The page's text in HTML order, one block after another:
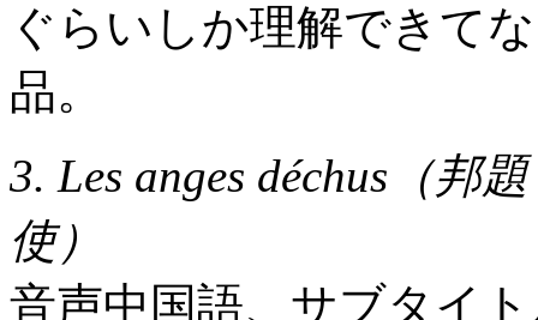
ぐらいしか理解できて
品。
3. Les anges déchus（邦
使）
音声中国語、サブタイ